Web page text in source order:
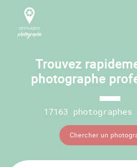
Trouvez
photographe
17163
Chercher un